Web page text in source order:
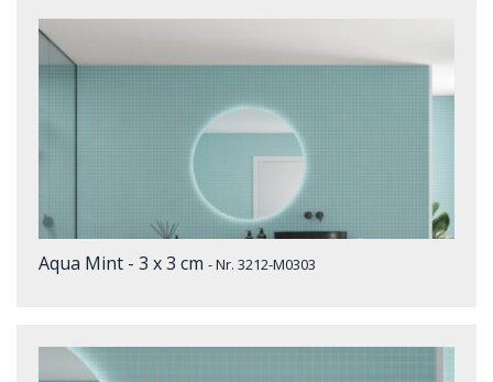
Aqua Mint - 3 x 3 cm - Nr. 3212-M0303